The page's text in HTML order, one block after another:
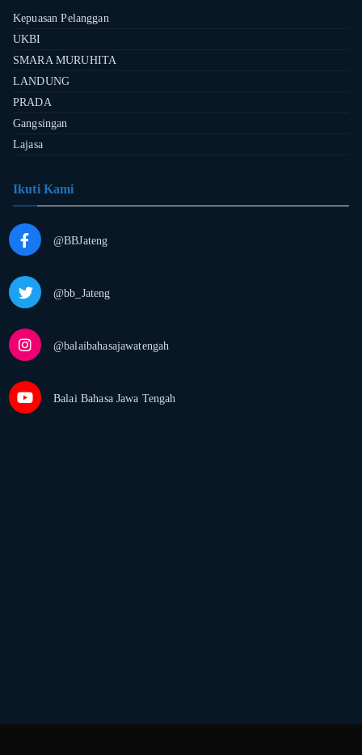
Kepuasan Pelanggan
UKBI
SMARA MURUHITA
LANDUNG
PRADA
Gangsingan
Lajasa
Ikuti Kami
@BBJateng
@bb_Jateng
@balaibahasajawatengah
Balai Bahasa Jawa Tengah